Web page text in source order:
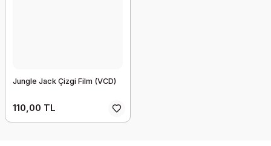
Jungle Jack Çizgi Film (VCD)
110,00 TL